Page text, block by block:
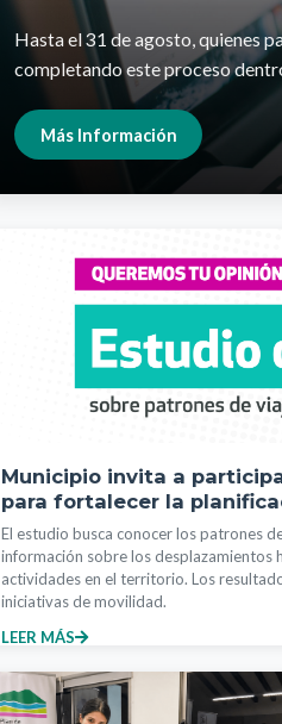
Hasta el 31 de agosto, quienes
completando este proceso
Más Información
Municipio invita a
para fortalecer la
El estudio busca conocer los patrones
información sobre los desplazamientos
actividades en el territorio. Los
iniciativas de movilidad.
LEER MÁS